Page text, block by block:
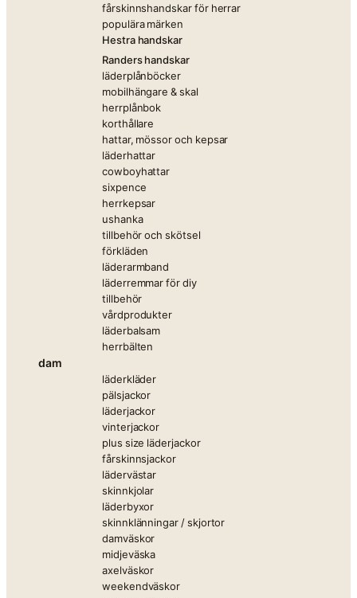
fårskinnshandskar för herrar
populära märken
Hestra handskar
Randers handskar
läderplånböcker
mobilhängare & skal
herrplånbok
korthållare
hattar, mössor och kepsar
läderhattar
cowboyhattar
sixpence
herrkepsar
ushanka
tillbehör och skötsel
förkläden
läderarmband
läderremmar för diy
tillbehör
vårdprodukter
läderbalsam
herrbälten
dam
läderkläder
pälsjackor
läderjackor
vinterjackor
plus size läderjackor
fårskinnsjackor
lädervästar
skinnkjolar
läderbyxor
skinnklänningar / skjortor
damväskor
midjeväska
axelväskor
weekendväskor